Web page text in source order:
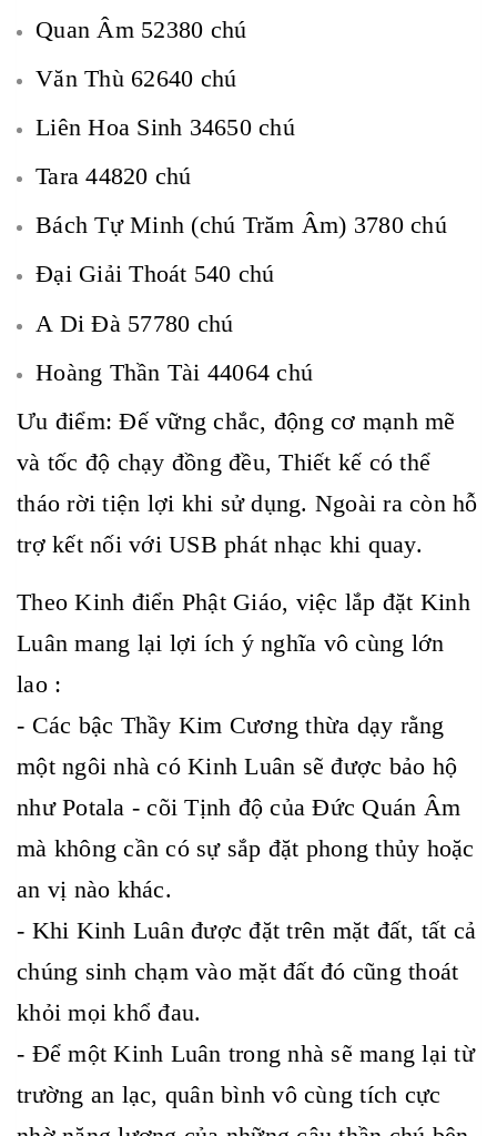
Quan Âm 52380 chú
Văn Thù 62640 chú
Liên Hoa Sinh 34650 chú
Tara 44820 chú
Bách Tự Minh (chú Trăm Âm) 3780 chú
Đại Giải Thoát 540 chú
A Di Đà 57780 chú
Hoàng Thần Tài 44064 chú
Ưu điểm: Đế vững chắc, động cơ mạnh mẽ
và tốc độ chạy đồng đều, Thiết kế có thể
tháo rời tiện lợi khi sử dụng. Ngoài ra còn hỗ
trợ kết nối với USB phát nhạc khi quay.
Theo Kinh điển Phật Giáo, việc lắp đặt Kinh
Luân mang lại lợi ích ý nghĩa vô cùng lớn
lao :
- Các bậc Thầy Kim Cương thừa dạy rằng
một ngôi nhà có Kinh Luân sẽ được bảo hộ
như Potala - cõi Tịnh độ của Đức Quán Âm
mà không cần có sự sắp đặt phong thủy hoặc
an vị nào khác.
- Khi Kinh Luân được đặt trên mặt đất, tất cả
chúng sinh chạm vào mặt đất đó cũng thoát
khỏi mọi khổ đau.
- Để một Kinh Luân trong nhà sẽ mang lại từ
trường an lạc, quân bình vô cùng tích cực